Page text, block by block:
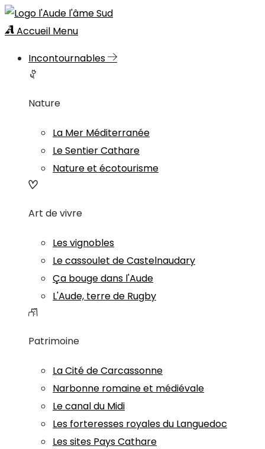
Accueil Menu
Incontournables
Nature
La Mer Méditerranée
Le Sentier Cathare
Nature et écotourisme
Art de vivre
Les vignobles
Le cassoulet de Castelnaudary
Ça bouge dans l'Aude
L'Aude, terre de Rugby
Patrimoine
La Cité de Carcassonne
Narbonne romaine et médiévale
Le canal du Midi
Les forteresses royales du Languedoc
Les sites Pays Cathare